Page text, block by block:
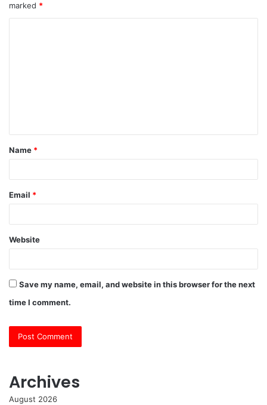
marked *
t
*
Name *
Email *
Website
Save my name, email, and website in this browser for the next
time I comment.
Archives
August 2026